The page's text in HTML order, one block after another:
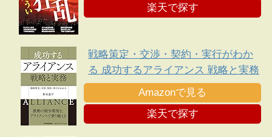
楽天で探す
戦略策定・交渉・契約・実行がわか
る 成功するアライアンス 戦略と実務
Amazonで見る
楽天で探す